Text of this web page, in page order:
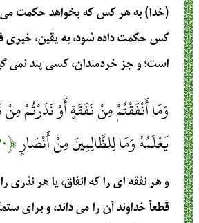
(خدا) به هر كس كه بخواهد حكمت مى
كس حكمت داده شود، به يقين‏، خيرى
است‏؛ و جز خردمندان‏، كسى پند نمى‏
وَمَا أَنْفَقْتُمْ مِنْ نَفَقَةٍ أَوْ نَذَرْتُمْ مِنْ
يَعْلَمُهُ وَمَا لِلظَّالِمِينَ مِنْ أَنْصَارٍ﴿۲۷۰﴾
و هر نفقه‏ اى را كه انفاق‏، يا هر نذرى
قطعاً خداوند آن را مى‏ داند، و براى